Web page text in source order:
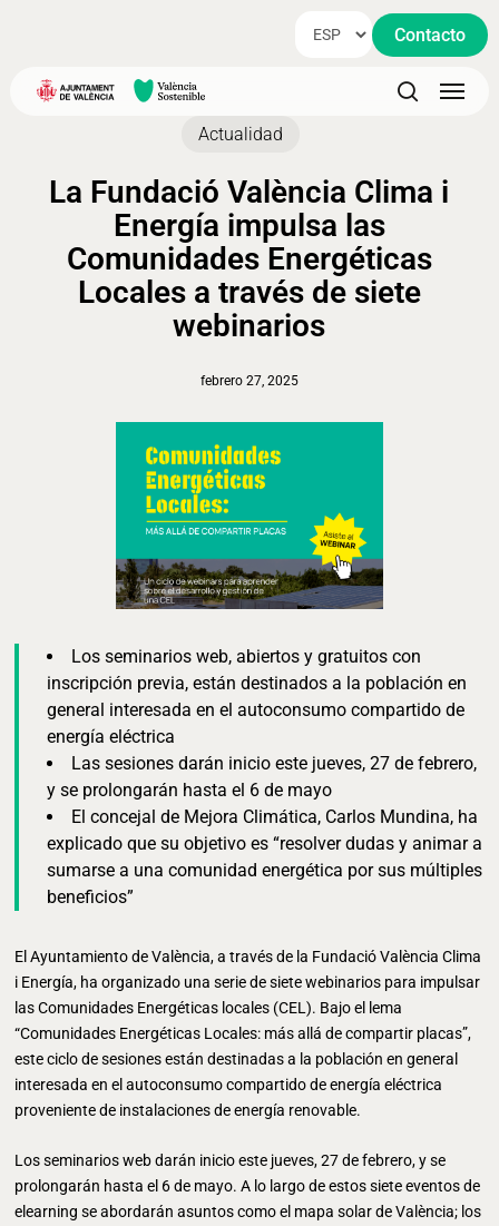
content
Contacto
search
Menu
Actualidad
La Fundació València Clima i
Energía impulsa las
Comunidades Energéticas
Locales a través de siete
webinarios
febrero 27, 2025
Los seminarios web, abiertos y gratuitos con
inscripción previa, están destinados a la población en
general interesada en el autoconsumo compartido de
energía eléctrica
Las sesiones darán inicio este jueves, 27 de febrero,
y se prolongarán hasta el 6 de mayo
El concejal de Mejora Climática, Carlos Mundina, ha
explicado que su objetivo es “resolver dudas y animar a
sumarse a una comunidad energética por sus múltiples
beneficios”
El Ayuntamiento de València, a través de la Fundació València Clima
i Energía, ha organizado una serie de siete webinarios para impulsar
las Comunidades Energéticas locales (CEL). Bajo el lema
“Comunidades Energéticas Locales: más allá de compartir placas”,
este ciclo de sesiones están destinadas a la población en general
interesada en el autoconsumo compartido de energía eléctrica
proveniente de instalaciones de energía renovable.
Los seminarios web darán inicio este jueves, 27 de febrero, y se
prolongarán hasta el 6 de mayo. A lo largo de estos siete eventos de
elearning se abordarán asuntos como el mapa solar de València; los